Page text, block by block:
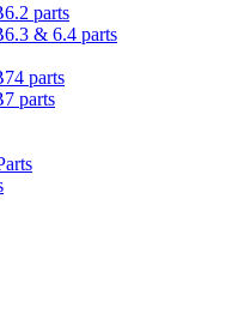
parts
& 6.4 parts
parts
parts